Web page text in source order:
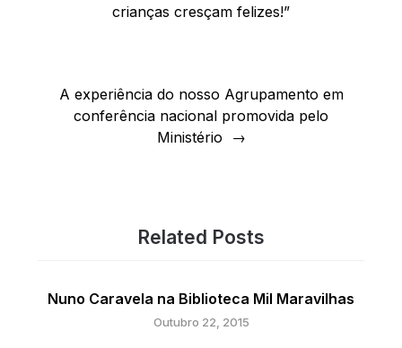
crianças cresçam felizes!”
A experiência do nosso Agrupamento em
conferência nacional promovida pelo
Ministério
Related Posts
Nuno Caravela na Biblioteca Mil Maravilhas
Outubro 22, 2015